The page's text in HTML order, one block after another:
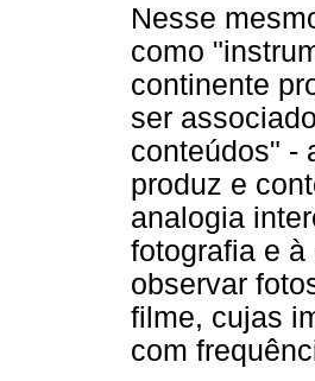
Nesse
como
continente
ser
conteúdos" -
produz e
analogia
fotografia e
observar
filme, cujas
com